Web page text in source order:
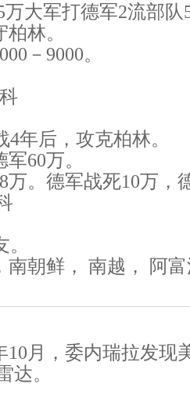
大军打德军2流部队
林。
－9000。
年后，攻克柏林。
60万。
万。德军战死10万，
南朝鲜， 南越， 阿
月，委内瑞拉发现
达。